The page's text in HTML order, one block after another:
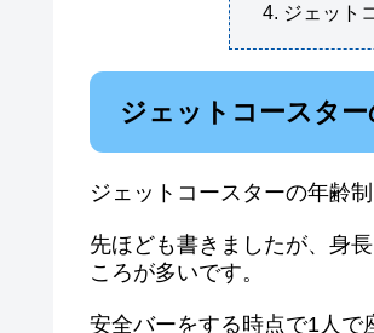
ジェット
ジェットコースタ
ジェットコースターの年齢
先ほども書きましたが、身
ころが多いです。
安全バーをする時点で1人で